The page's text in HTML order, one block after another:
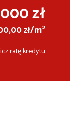
zł
zł/m2
ratę kredytu